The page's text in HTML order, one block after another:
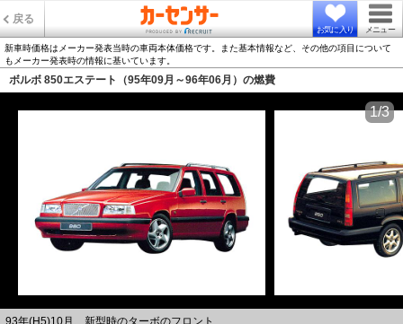
戻る
お気に入り メニュー
新車時価格はメーカー発表当時の車両本体価格です。また基本情報など、その他の項目について
もメーカー発表時の情報に基いています。
ボルボ 850エステート（95年09月～96年06月）の燃費
1/3